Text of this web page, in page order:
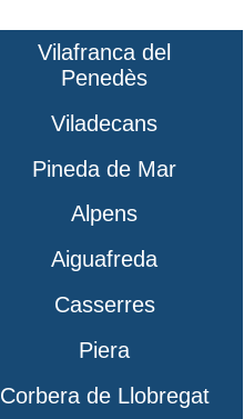
Vilafranca del
Penedès
Viladecans
Pineda de Mar
Alpens
Aiguafreda
Casserres
Piera
Corbera de Llobregat